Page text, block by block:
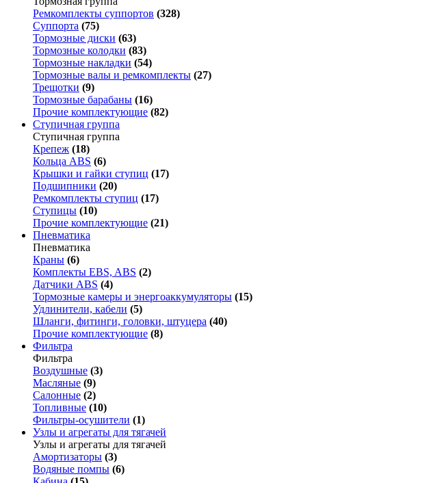
Ремкомплекты суппортов (328)
Суппорта (75)
Тормозные диски (63)
Тормозные колодки (83)
Тормозные накладки (54)
Тормозные валы и ремкомплекты (27)
Трещотки (9)
Тормозные барабаны (16)
Прочие комплектующие (82)
Ступичная группа
Ступичная группа
Крепеж (18)
Кольца ABS (6)
Крышки и гайки ступиц (17)
Подшипники (20)
Ремкомплекты ступиц (17)
Ступицы (10)
Прочие комплектующие (21)
Пневматика
Пневматика
Краны (6)
Комплекты EBS, ABS (2)
Датчики ABS (4)
Тормозные камеры и энергоаккумуляторы (15)
Удлинители, кабели (5)
Шланги, фитинги, головки, штуцера (40)
Прочие комплектующие (8)
Фильтра
Фильтра
Воздушные (3)
Масляные (9)
Салонные (2)
Топливные (10)
Фильтры-осушители (1)
Узлы и агрегаты для тягачей
Узлы и агрегаты для тягачей
Амортизаторы (3)
Водяные помпы (6)